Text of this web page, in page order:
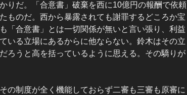
りだ。「合意書」破棄を西に10億円の報酬で依頼
ものだ。西から暴露されても謝罪するどころか宝
「合意書」とは一切関係が無いと言い張り、利益
いる立場にあるからに他ならない。鈴木はその立
ろうと高を括っているように思える。その驕りが
の制度が全く機能しておらず二審も三審も原審に